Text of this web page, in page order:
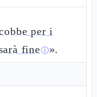
per i
fineⓘ».